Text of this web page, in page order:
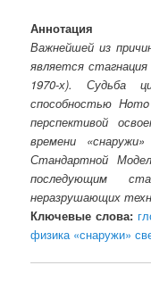
Аннотация
Важнейшей из
является
1970-х). Судьба
способностью
перспективой
времени
Стандартной
последующим
неразрушающих
Ключевые слова:
физика «снаружи»